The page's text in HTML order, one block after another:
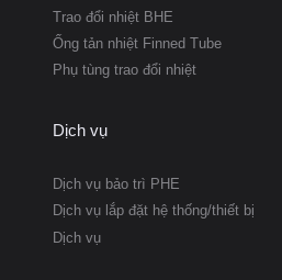
Trao đổi nhiệt BHE
Ống tản nhiệt Finned Tube
Phụ tùng trao đổi nhiệt
Dịch vụ
Dịch vụ bảo trì PHE
Dịch vụ lắp đặt hệ thống/thiết bị
Dịch vụ